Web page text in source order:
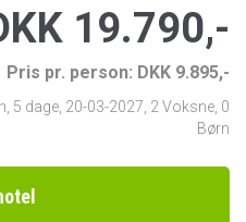
19.790,-
Pris pr. person: DKK 9.895,-
5 dage 20-03-2027 2 Voksne, 0
Børn